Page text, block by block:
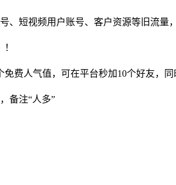
、短视频用户账号、客户资源等旧流量
费人气值，可在平台秒加10个好友，
备注“人多”